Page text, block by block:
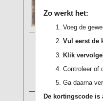
Klik
Klik
Zo werkt het:
Voeg de
Vul eerst de
Klik
Controleer of
Ga daarna
De kortingscode is